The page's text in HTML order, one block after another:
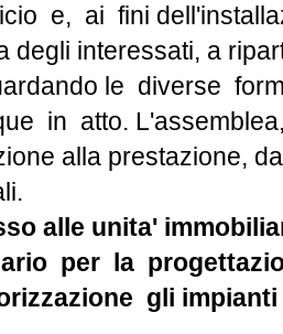
e, ai fini
degli interessati, a
le diverse
in atto.
alla prestazione,
alle unita'
per la
gli